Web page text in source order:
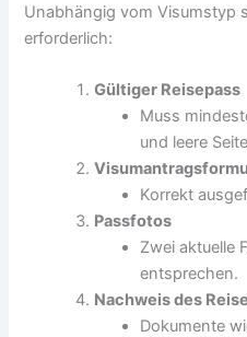
Unabhängig vom Visumstyp
erforderlich:
Gültiger Reisepass
Muss
und leere
Korrekt
Passfotos
Zwei aktuelle
entsprechen.
Nachweis des
Dokumente